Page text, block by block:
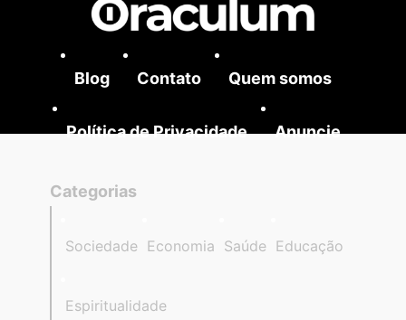
Blog Contato Quem somos
Política de Privacidade Anuncie
Categorias
Sociedade Economia Saúde Educação
Espiritualidade